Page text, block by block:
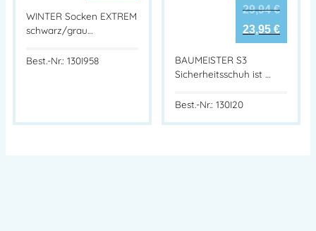
WINTER Socken EXTREM
schwarz/grau…
Best.-Nr.: 130I958
29,94€
23,95 €
BAUMEISTER S3
Sicherheitsschuh ist …
Best.-Nr.: 130I20